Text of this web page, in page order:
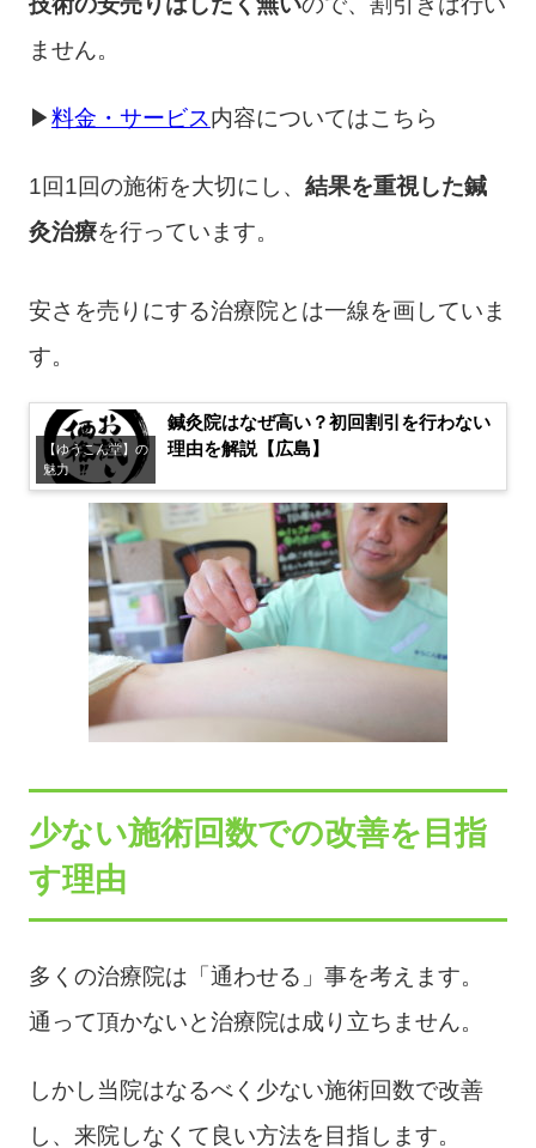
ません。
▶ 料金・サービス 内容についてはこちら
1回1回の施術を大切にし、 結果を重視した鍼
灸治療を行っています。
安さを売りにする治療院とは一線を画していま
す。
【ゆうこん堂】の
魅力
鍼灸院はなぜ高い？初回割引を行わない
理由を解説【広島】
少ない施術回数での改善を目指
す理由
多くの治療院は「通わせる」事を考えます。
通って頂かないと治療院は成り立ちません。
しかし当院はなるべく少ない施術回数で改善
し、来院しなくて良い方法を目指します。